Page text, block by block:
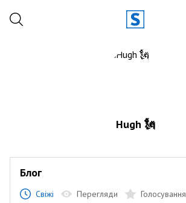
Hugh 🗽
Блог
Свіжі Перегляди Голосування